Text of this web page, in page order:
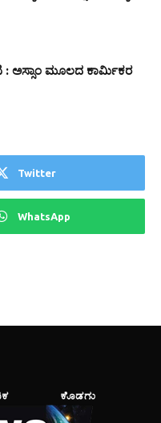
: ಅಸ್ಸಾಂ ಮೂಲದ ಕಾರ್ಮಿಕರ
Twitter
WhatsApp